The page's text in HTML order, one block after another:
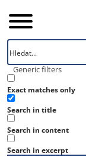
Generic filters
Exact matches only
Search in title
Search in content
Search in excerpt
Úvod
Vzorník
RAL 160 60 25